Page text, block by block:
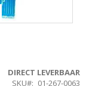
DIRECT LEVERBAAR
SKU
01-267-0063